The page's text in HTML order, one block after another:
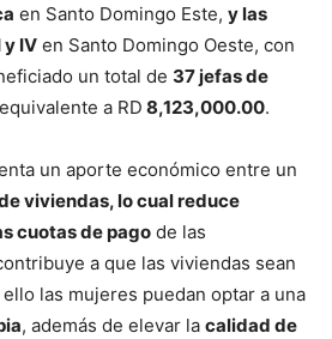
en Santo Domingo Este, y las
y IV en Santo Domingo Oeste, con
un total de 37 jefas de
a RD 8,123,000.00.
un aporte económico entre un
viviendas, lo cual reduce
cuotas de pago de las
a que las viviendas sean
las mujeres puedan optar a una
, además de elevar la calidad de